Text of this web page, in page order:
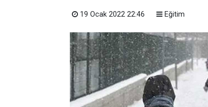
19 Ocak 2022 22:46 Eğitim